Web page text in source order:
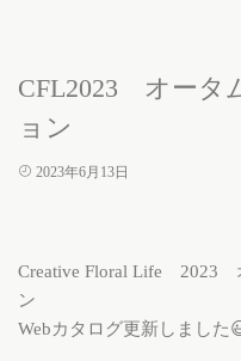
CFL2023 オータ
ョン
2023年6月13日
Creative Floral Life 2023
ン
Webカタログ更新しました